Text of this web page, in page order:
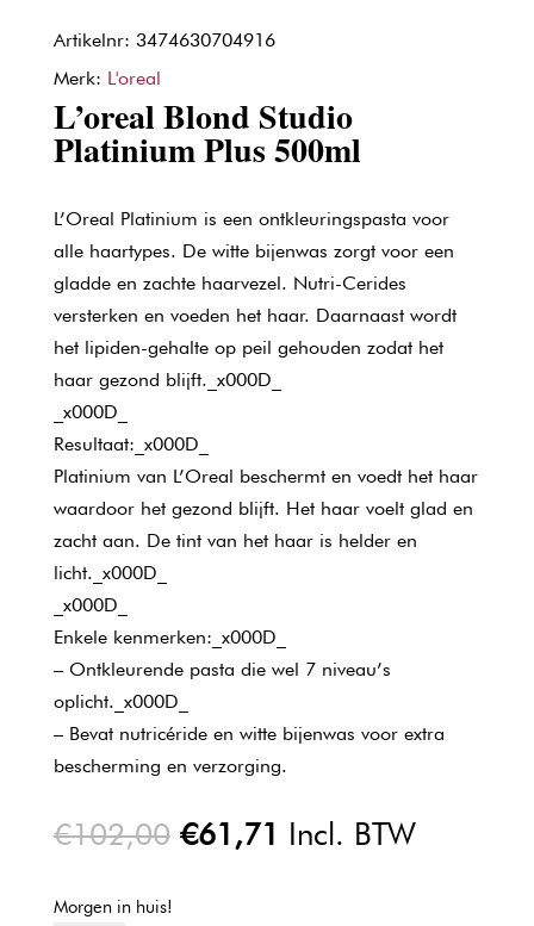
Artikelnr: 3474630704916
Merk: L'oreal
L’oreal Blond Studio
Platinium Plus 500ml
L’Oreal Platinium is een ontkleuringspasta voor
alle haartypes. De witte bijenwas zorgt voor een
gladde en zachte haarvezel. Nutri-Cerides
versterken en voeden het haar. Daarnaast wordt
het lipiden-gehalte op peil gehouden zodat het
haar gezond blijft._x000D_
_x000D_
Resultaat:_x000D_
Platinium van L’Oreal beschermt en voedt het haar
waardoor het gezond blijft. Het haar voelt glad en
zacht aan. De tint van het haar is helder en
licht._x000D_
_x000D_
Enkele kenmerken:_x000D_
– Ontkleurende pasta die wel 7 niveau’s
oplicht._x000D_
– Bevat nutricéride en witte bijenwas voor extra
bescherming en verzorging.
€102,00 Oorspronkelijke
€61,71 Huidige
Incl. BTW
Morgen in huis!